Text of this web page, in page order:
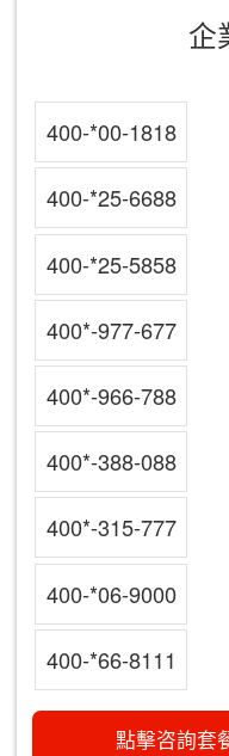
企
400-*00-1818
400-*25-6688
400-*25-5858
400*-977-677
400*-966-788
400*-388-088
400*-315-777
400-*06-9000
400-*66-8111
點擊咨詢套